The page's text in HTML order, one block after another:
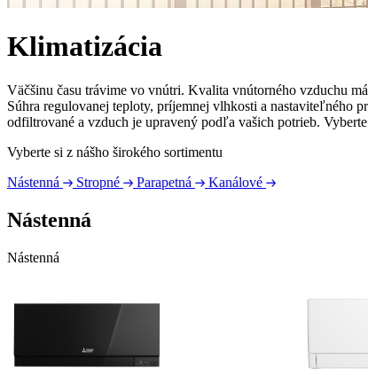
Klimatizácia
Väčšinu času trávime vo vnútri. Kvalita vnútorného vzduchu
Súhra regulovanej teploty, príjemnej vlhkosti a nastaviteľného
odfiltrované a vzduch je upravený podľa vašich potrieb.
Vyberte si z nášho širokého sortimentu
Nástenná
Stropné Parapetná Kanálové
Nástenná
Nástenná